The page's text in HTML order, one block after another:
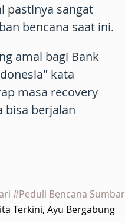
pastinya sangat
bencana saat ini.
amal bagi Bank
kata
masa recovery
bisa berjalan
#Peduli Bencana Sumbar
Terkini, Ayu Bergabung